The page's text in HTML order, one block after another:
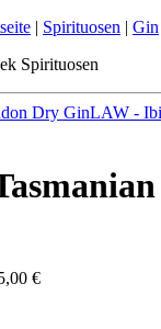
| Spirituosen | Gin
Dry GinLAW -
€